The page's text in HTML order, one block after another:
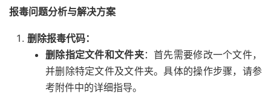
报毒问题分析与解决方案
删除报毒代码：
删除指定文件和文件夹：首先需要修改一个文件，
并删除特定文件及文件夹。具体的操作步骤，请参
考附件中的详细指导。